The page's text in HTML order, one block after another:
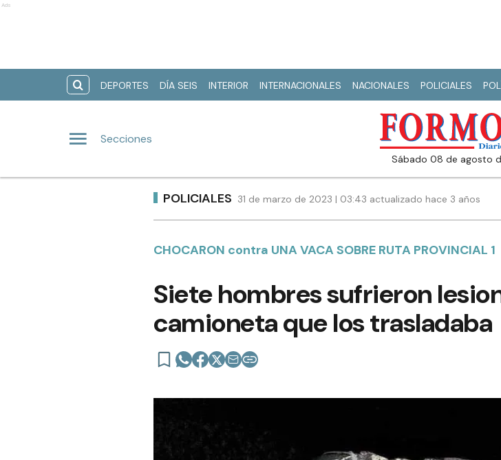
Ads
DEPORTES DÍA SEIS INTERIOR INTERNACIONALES NACIONALES POLICIALES
Secciones
sábado 08 de agosto
POLICIALES 31 de marzo de 2023 | 03:43 actualizado hace 3 años
CHOCARON contra UNA VACA SOBRE RUTA PROVINCIAL 1
Siete hombres sufrieron
camioneta que los trasladaba